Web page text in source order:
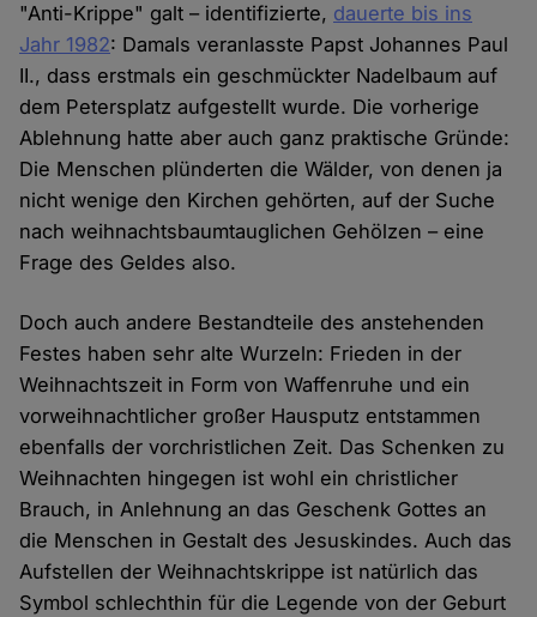
"Anti-Krippe" galt – identifizierte, dauerte bis ins
Jahr 1982: Damals veranlasste Papst Johannes Paul
II., dass erstmals ein geschmückter Nadelbaum auf
dem Petersplatz aufgestellt wurde. Die vorherige
Ablehnung hatte aber auch ganz praktische Gründe:
Die Menschen plünderten die Wälder, von denen ja
nicht wenige den Kirchen gehörten, auf der Suche
nach weihnachtsbaumtauglichen Gehölzen – eine
Frage des Geldes also.
Doch auch andere Bestandteile des anstehenden
Festes haben sehr alte Wurzeln: Frieden in der
Weihnachtszeit in Form von Waffenruhe und ein
vorweihnachtlicher großer Hausputz entstammen
ebenfalls der vorchristlichen Zeit. Das Schenken zu
Weihnachten hingegen ist wohl ein christlicher
Brauch, in Anlehnung an das Geschenk Gottes an
die Menschen in Gestalt des Jesuskindes. Auch das
Aufstellen der Weihnachtskrippe ist natürlich das
Symbol schlechthin für die Legende von der Geburt